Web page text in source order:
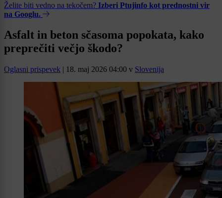
Želite biti vedno na tekočem? Izberi Ptujinfo kot prednostni vir
na Googlu.
Asfalt in beton sčasoma popokata, kako
preprečiti večjo škodo?
Oglasni prispevek | 18. maj 2026 04:00 v Slovenija